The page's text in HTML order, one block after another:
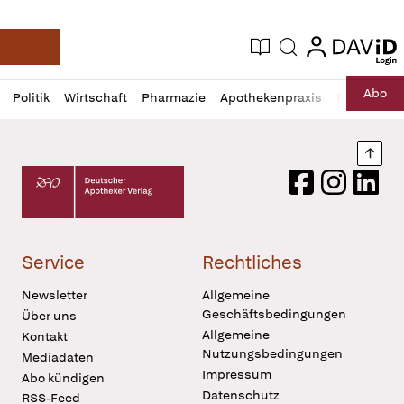
Deutsche Apotheker Zeitung
Aktuelle Ausgabe
Suche login
login
Politik Wirtschaft Pharmazie Apothekenpraxis RechtAbo
Profil
öffnen
Daz
Pur
Deutscher Apotheker Verlag Logo
FacebookInstagram
Service
Newsletter
Über uns
Kontakt
Mediadaten
Abo kündigen
RSS-Feed
Rechtliches
Allgemeine
Geschäftsbedingungen
Allgemeine
Nutzungsbedingungen
Impressum
Datenschutz